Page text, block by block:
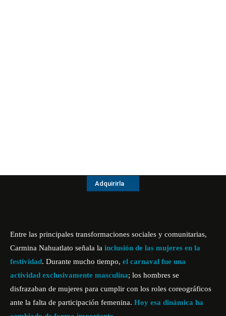
Adquirirla
Entre las principales transformaciones sociales y comunitarias,
Carmina Nahuatlato señala la inclusión de las mujeres en la
festividad. Durante mucho tiempo, el carnaval fue una
actividad exclusivamente masculina; los hombres se
disfrazaban de mujeres para cumplir con los roles coreográficos
ante la falta de participación femenina. Hoy esa dinámica ha